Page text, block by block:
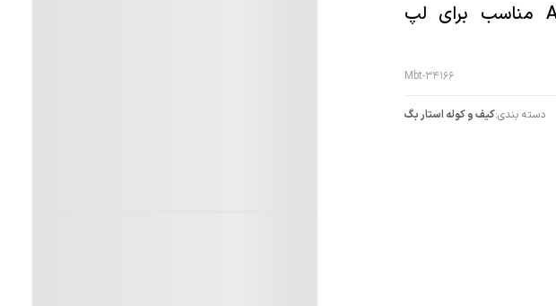
کوله لپ تاپ استار بگ مدل Alpha مناسب برای لپ
Mbt-34166
دسته بندی:کیف و کوله استار بگ